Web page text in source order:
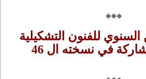
للفنون التشكيلية
في نسخته ال 46